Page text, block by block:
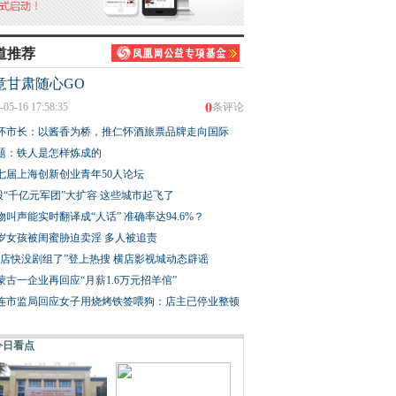
推荐
甘肃随心GO
0条评论
05-16 17:58:35
市长：以酱香为桥，推仁怀酒旅票品牌走向国际
：铁人是怎样炼成的
届上海创新创业青年50人论坛
“千亿元军团”大扩容 这些城市起飞了
叫声能实时翻译成“人话” 准确率达94.6%？
女孩被闺蜜胁迫卖淫 多人被追责
快没剧组了”登上热搜 横店影视城动态辟谣
古一企业再回应“月薪1.6万元招羊倌”
市监局回应女子用烧烤铁签喂狗：店主已停业整顿
日看点